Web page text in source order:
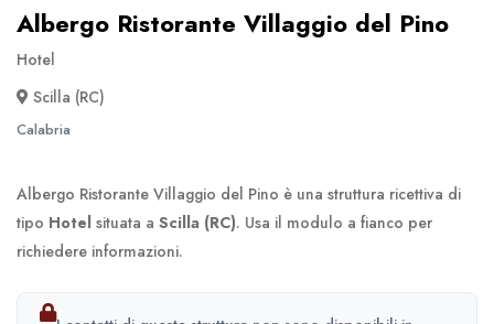
Albergo Ristorante Villaggio del Pino
Hotel
Scilla (RC)
Calabria
Albergo Ristorante Villaggio del Pino è una struttura ricettiva di
tipo Hotel situata a Scilla (RC). Usa il modulo a fianco per
richiedere informazioni.